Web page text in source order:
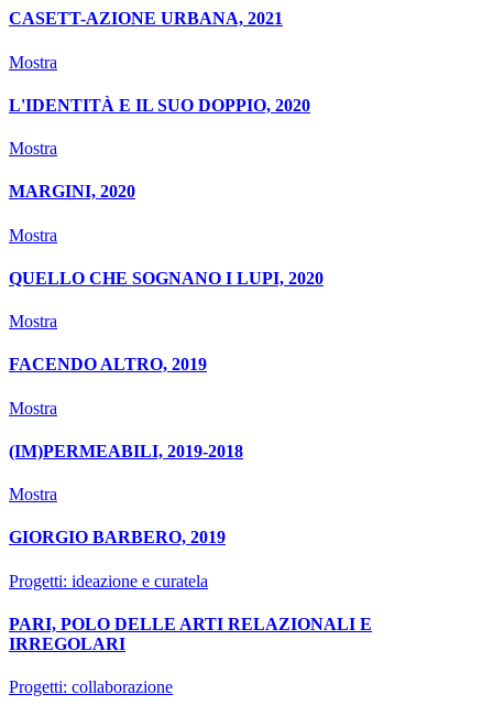
CASETT-AZIONE URBANA, 2021
Mostra
L'IDENTITÀ E IL SUO DOPPIO, 2020
Mostra
MARGINI, 2020
Mostra
QUELLO CHE SOGNANO I LUPI, 2020
Mostra
FACENDO ALTRO, 2019
Mostra
(IM)PERMEABILI, 2019-2018
Mostra
GIORGIO BARBERO, 2019
Progetti: ideazione e curatela
PARI, POLO DELLE ARTI RELAZIONALI E
IRREGOLARI
Progetti: collaborazione